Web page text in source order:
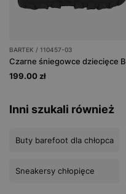
BARTEK / 110457-03
199.00 zł
Inni szukali również
Buty barefoot dla chłopca
Sneakersy chłopięce